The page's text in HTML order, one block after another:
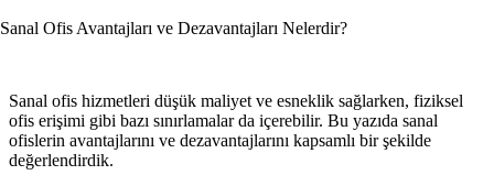
Sanal Ofis Avantajları ve Dezavantajları Nelerdir?
Sanal ofis hizmetleri düşük maliyet ve esneklik sağlarken, fiziksel
ofis erişimi gibi bazı sınırlamalar da içerebilir. Bu yazıda sanal
ofislerin avantajlarını ve dezavantajlarını kapsamlı bir şekilde
değerlendirdik.